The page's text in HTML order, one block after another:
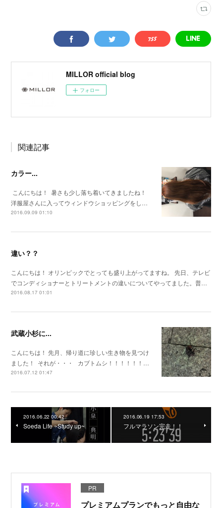
MILLOR official blog
フォロー
関連記事
カラー...
こんにちは！ 暑さも少し落ち着いてきましたね！
洋服屋さんに入ってウィンドウショッピングをし…
2016.09.09 01:10
違い？？
こんにちは！ オリンピックでとっても盛り上がってますね。 先日、テレビ
でコンディショナーとトリートメントの違いについてやってました。普…
2016.08.17 01:01
武蔵小杉に...
こんにちは！ 先月、帰り道に珍しい生き物を見つけ
ました！ それが・・・ カブトムシ！！！！！！…
2016.07.12 01:47
2016.06.22 00:42
Soeda Life ~Study up~
2016.06.19 17:53
フルマラソン完走！！
PR
プレミアムプランでもっと自由な